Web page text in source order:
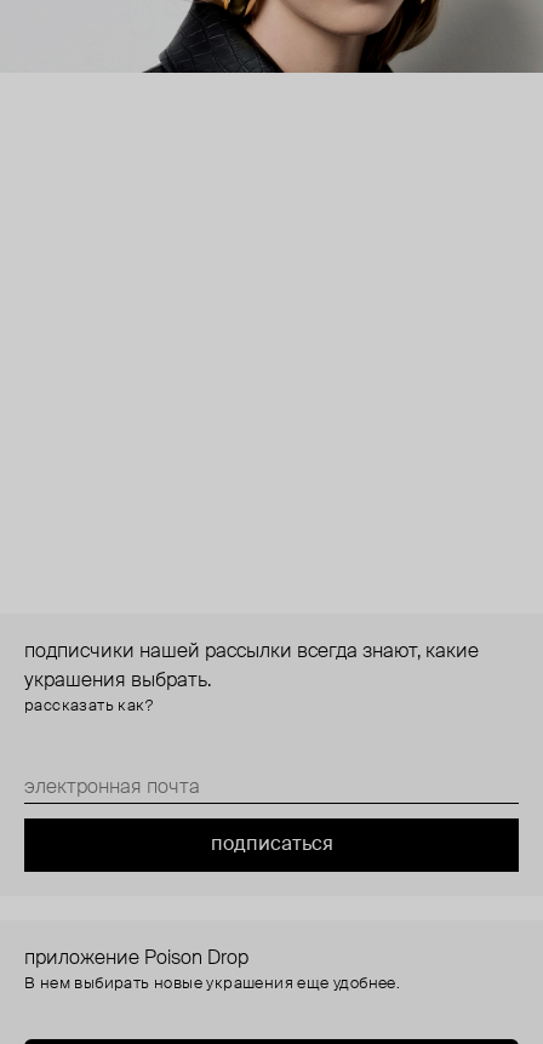
подписчики нашей рассылки всегда знают, какие
украшения выбрать.
рассказать как?
подписаться
приложение Poison Drop
В нем выбирать новые украшения еще удобнее.